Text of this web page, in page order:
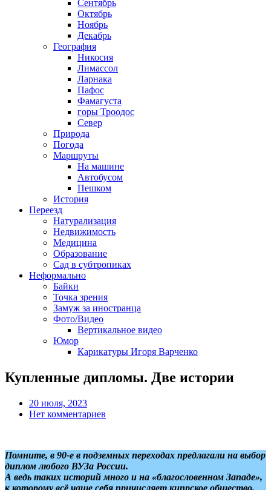
Сентябрь
Октябрь
Ноябрь
Декабрь
География
Никосия
Лимассол
Ларнака
Пафос
Фамагуста
горы Троодос
Север
Природа
Погода
Маршруты
На машине
Автобусом
Пешком
История
Переезд
Натурализация
Недвижимость
Медицина
Образование
Сад в субтропиках
Неформально
Байки
Точка зрения
Замуж за иностранца
Фото/Видео
Вертикальное видео
Юмор
Карикатуры Игоря Варченко
Купленные дипломы. Две истории
20 июля, 2023
Нет комментариев
Помните, в 90-е в подземных переходах предлагали на выбор
диплом любого ВУЗа России.
А ведь таких историй много и на «благословенном Западе»,
к которому всё чаще себя причисляет кипрское общество.